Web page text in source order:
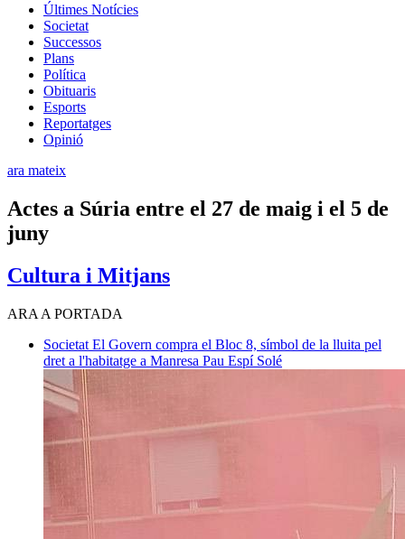
Últimes Notícies
Societat
Successos
Plans
Política
Obituaris
Esports
Reportatges
Opinió
ara mateix
Actes a Súria entre el 27 de maig i el 5 de
juny
Cultura i Mitjans
ARA A PORTADA
Societat El Govern compra el Bloc 8, símbol de la lluita pel
dret a l'habitatge a Manresa Pau Espí Solé